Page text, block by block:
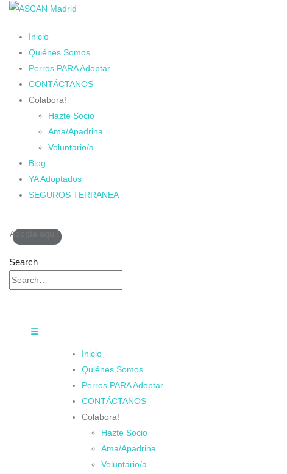
Inicio
Quiénes Somos
Perros PARA Adoptar
CONTÁCTANOS
Colabora!
Hazte Socio
Ama/Apadrina
Voluntario/a
Blog
YA Adoptados
SEGUROS TERRANEA
Adopta aqui!
Search
Inicio
Quiénes Somos
Perros PARA Adoptar
CONTÁCTANOS
Colabora!
Hazte Socio
Ama/Apadrina
Voluntario/a